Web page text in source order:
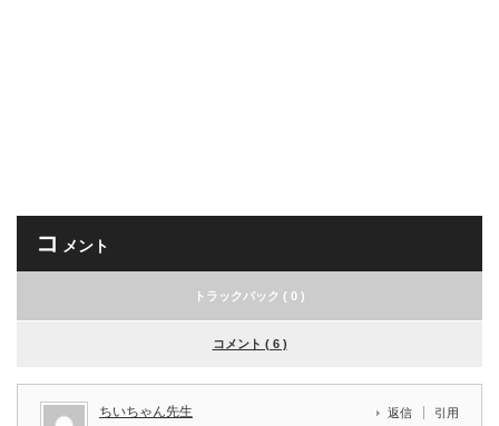
コ メント
トラックバック ( 0 )
コメント ( 6 )
ちいちゃん先生 返信 引用